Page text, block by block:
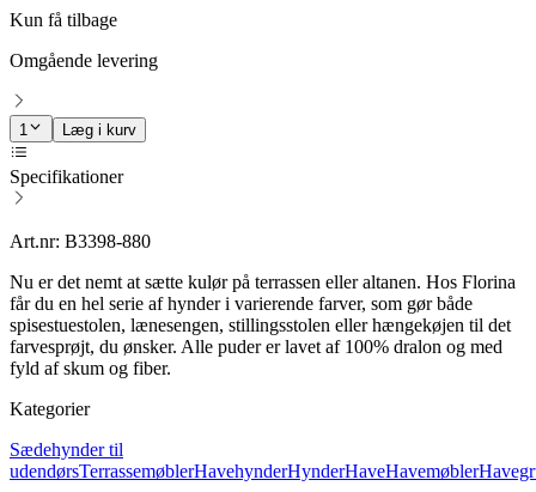
Kun få tilbage
Omgående levering
1 Læg i kurv
Specifikationer
Art.nr: B3398-880
Nu er det nemt at sætte kulør på terrassen eller altanen. Hos Florina
får du en hel serie af hynder i varierende farver, som gør både
spisestuestolen, lænesengen, stillingsstolen eller hængekøjen til det
farvesprøjt, du ønsker. Alle puder er lavet af 100% dralon og med
fyld af skum og fiber.
Kategorier
Sædehynder til
udendørsTerrassemøblerHavehynderHynderHaveHavemøbler